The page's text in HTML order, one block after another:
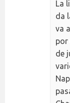
La
da
va
por
de